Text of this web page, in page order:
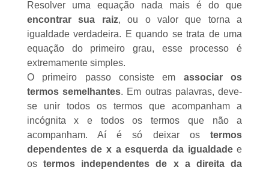
Resolver uma equação nada mais é do que
encontrar sua raiz, ou o valor que torna a
igualdade verdadeira. E quando se trata de uma
equação do primeiro grau, esse processo é
extremamente simples.
O primeiro passo consiste em associar os
termos semelhantes. Em outras palavras, deve-
se unir todos os termos que acompanham a
incógnita x e todos os termos que não a
acompanham. Aí é só deixar ostermos
dependentes de x a esquerda da igualdadee
os termos independentes de x a direita da